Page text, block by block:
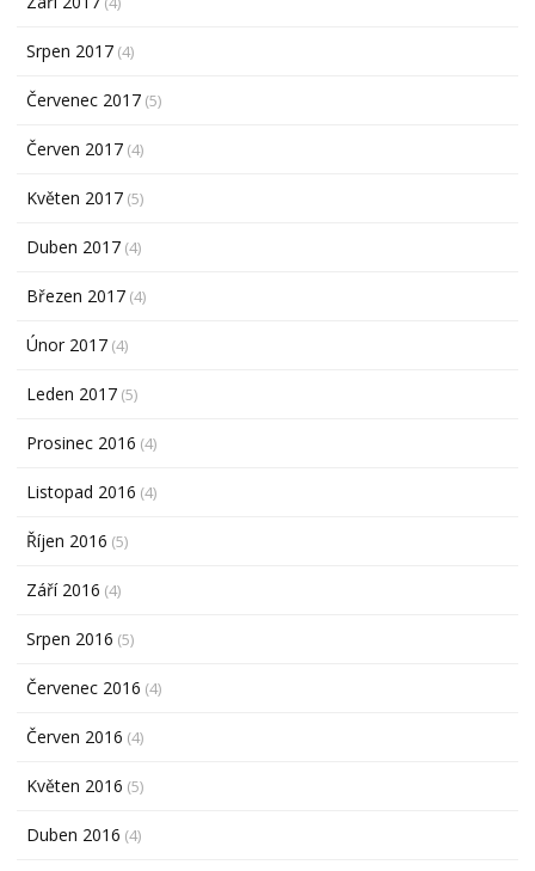
Srpen 2017 (4)
Červenec 2017 (5)
Červen 2017 (4)
Květen 2017 (5)
Duben 2017 (4)
Březen 2017 (4)
Únor 2017 (4)
Leden 2017 (5)
Prosinec 2016 (4)
Listopad 2016 (4)
Říjen 2016 (5)
Září 2016 (4)
Srpen 2016 (5)
Červenec 2016 (4)
Červen 2016 (4)
Květen 2016 (5)
Duben 2016 (4)